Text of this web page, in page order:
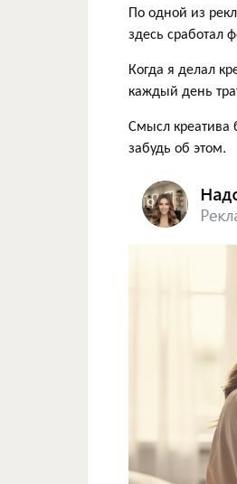
По одной из
здесь сработал
Когда я делал
каждый день
Смысл креатива
забудь об этом.